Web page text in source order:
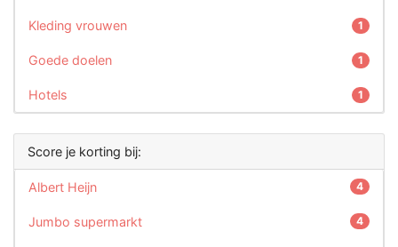
Kleding vrouwen 1
Goede doelen 1
Hotels 1
Score je korting bij:
Albert Heijn 4
Jumbo supermarkt 4